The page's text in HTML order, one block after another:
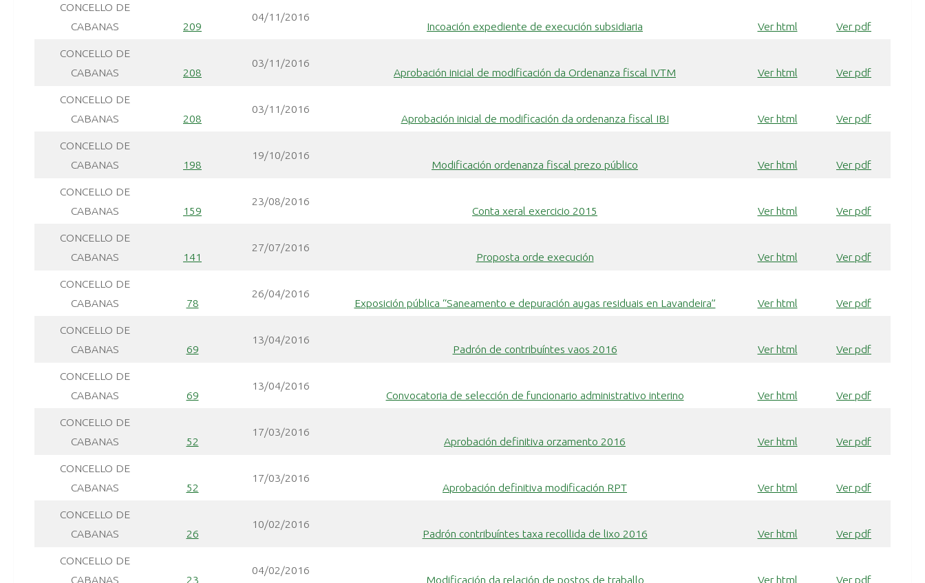
CONCELLO DE
CABANAS
209
04/11/2016
Incoación expediente de execución subsidiaria Ver html Ver pdf
CONCELLO DE
CABANAS
208
03/11/2016
Aprobación inicial de modificación da Ordenanza fiscal IVTM Ver html Ver pdf
CONCELLO DE
CABANAS
208
03/11/2016
Aprobación inicial de modificación da ordenanza fiscal IBI Ver html Ver pdf
CONCELLO DE
CABANAS
198
19/10/2016
Modificación ordenanza fiscal prezo público Ver html Ver pdf
CONCELLO DE
CABANAS
159
23/08/2016
Conta xeral exercicio 2015 Ver html Ver pdf
CONCELLO DE
CABANAS
141
27/07/2016
Proposta orde execución Ver html Ver pdf
CONCELLO DE
CABANAS
78
26/04/2016
Exposición pública “Saneamento e depuración augas residuais en Lavandeira” Ver html Ver pdf
CONCELLO DE
CABANAS
69
13/04/2016
Padrón de contribuíntes vaos 2016 Ver html Ver pdf
CONCELLO DE
CABANAS
69
13/04/2016
Convocatoria de selección de funcionario administrativo interino Ver html Ver pdf
CONCELLO DE
CABANAS
52
17/03/2016
Aprobación definitiva orzamento 2016 Ver html Ver pdf
CONCELLO DE
CABANAS
52
17/03/2016
Aprobación definitiva modificación RPT Ver html Ver pdf
CONCELLO DE
CABANAS
26
10/02/2016
Padrón contribuíntes taxa recollida de lixo 2016 Ver html Ver pdf
CONCELLO DE
CABANAS
23
04/02/2016
Modificación da relación de postos de traballo Ver html Ver pdf